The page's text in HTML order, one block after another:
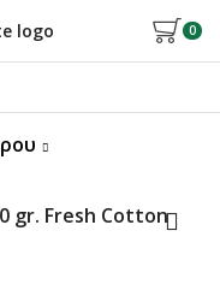
0